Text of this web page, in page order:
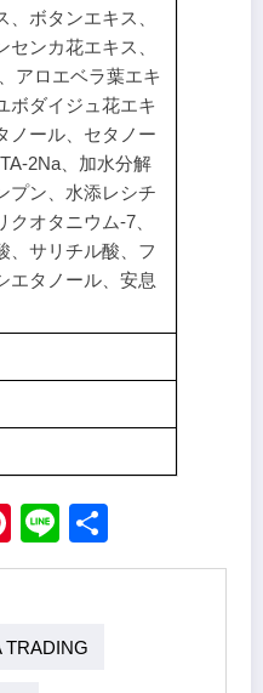
、ボタンエキス、
センカ花エキス、
アロエベラ葉エキ
ボダイジュ花エキ
ノール、セタノー
2Na、加水分解
プン、水添レシチ
クオタニウム-7、
、サリチル酸、フ
エタノール、安息
Pinterest
Line
TRADING